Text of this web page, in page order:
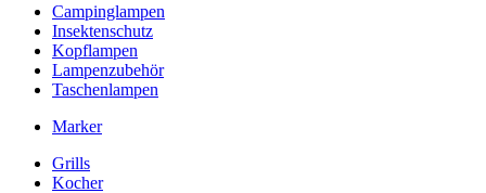
Campinglampen
Insektenschutz
Kopflampen
Lampenzubehör
Taschenlampen
Marker
Grills
Kocher